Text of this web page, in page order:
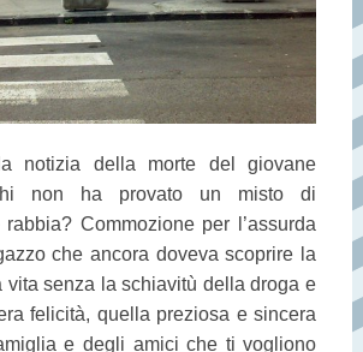
notizia della morte del giovane
non ha provato un misto di
Commozione per l’assurda
che ancora doveva scoprire la
vita senza la schiavitù della droga e
felicità, quella preziosa e sincera
e degli amici che ti vogliono